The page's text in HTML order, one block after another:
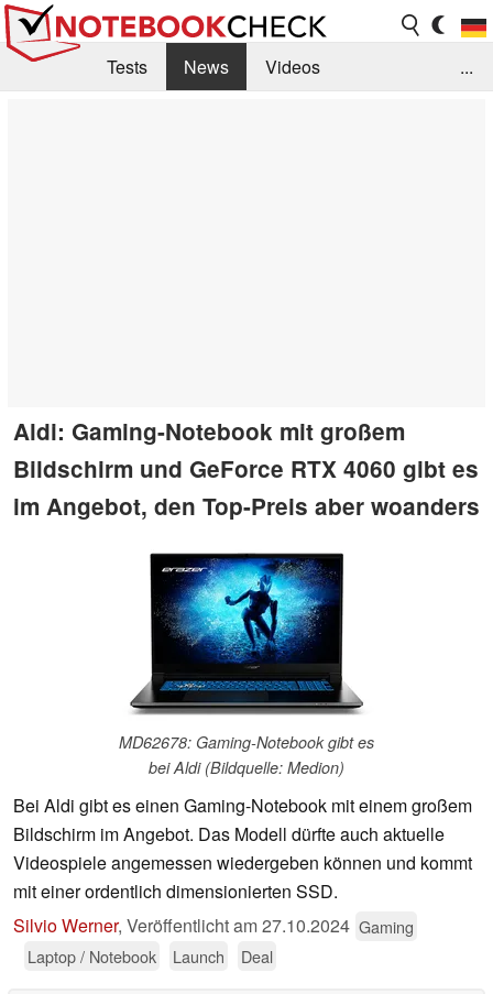
Tests News
Videos
...
Aldi: Gaming-Notebook mit großem
Bildschirm und GeForce RTX 4060 gibt es
im Angebot, den Top-Preis aber woanders
MD62678: Gaming-Notebook gibt es
bei Aldi (Bildquelle: Medion)
Bei Aldi gibt es einen Gaming-Notebook mit einem großem
Bildschirm im Angebot. Das Modell dürfte auch aktuelle
Videospiele angemessen wiedergeben können und kommt
mit einer ordentlich dimensionierten SSD.
Silvio Werner, Veröffentlicht am27.10.2024 Gaming
Laptop / Notebook
Launch Deal